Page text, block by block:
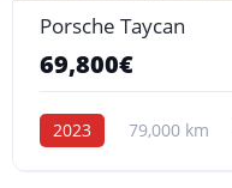
Porsche Taycan
69,800€
2023 79,000 km